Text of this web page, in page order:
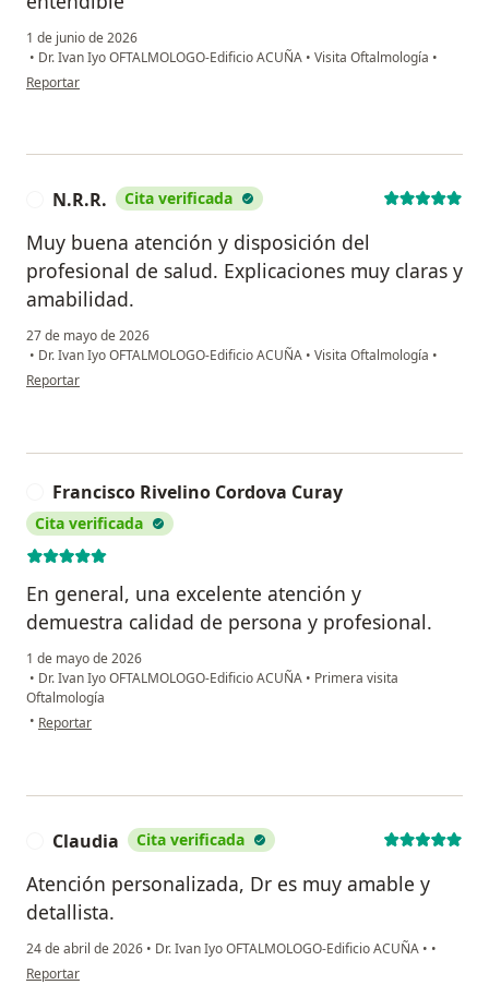
1 de junio de 2026
• Dr. Ivan Iyo OFTALMOLOGO-Edificio ACUÑA • Visita Oftalmología •
en opinión del usuario Karl Alejandro Espinoza León
Reportar
N.R.R. Cita verificada
Muy buena atención y disposición del
profesional de salud. Explicaciones muy claras y
amabilidad.
27 de mayo de 2026
• Dr. Ivan Iyo OFTALMOLOGO-Edificio ACUÑA • Visita Oftalmología •
en opinión del usuario N.R.R.
Reportar
Francisco Rivelino Cordova Curay
Cita verificada
En general, una excelente atención y
demuestra calidad de persona y profesional.
1 de mayo de 2026
• Dr. Ivan Iyo OFTALMOLOGO-Edificio ACUÑA • Primera visita
Oftalmología
• en opinión del usuario Francisco Rivelino Cordova Curay
Reportar
Claudia Cita verificada
Atención personalizada, Dr es muy amable y
detallista.
24 de abril de 2026 • Dr. Ivan Iyo OFTALMOLOGO-Edificio ACUÑA • •
en opinión del usuario Claudia
Reportar